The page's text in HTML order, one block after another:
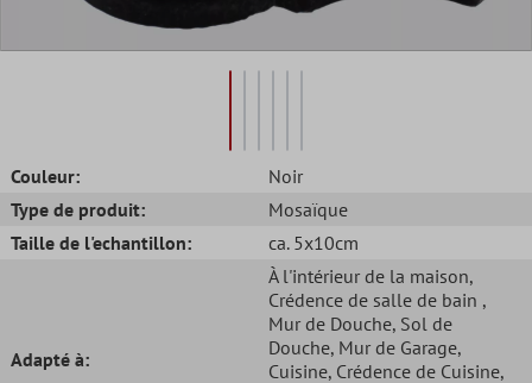
Couleur:
Noir
Type de produit:
Mosaïque
Taille de l'echantillon:
ca. 5x10cm
Adapté à:
À l'intérieur de la maison,
Crédence de salle de bain ,
Mur de Douche, Sol de
Douche, Mur de Garage,
Cuisine, Crédence de Cuisine,